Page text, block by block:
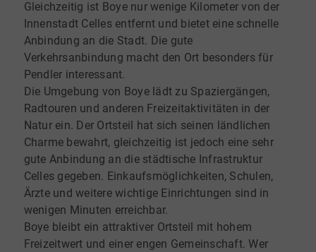
Gleichzeitig ist Boye nur wenige Kilometer von der
Innenstadt Celles entfernt und bietet eine schnelle
Anbindung an die Stadt. Die gute
Verkehrsanbindung macht den Ort besonders für
Pendler interessant.
Die Umgebung von Boye lädt zu Spaziergängen,
Radtouren und anderen Freizeitaktivitäten in der
Natur ein. Der Ortsteil hat sich seinen ländlichen
Charme bewahrt, gleichzeitig ist jedoch eine sehr
gute Anbindung an die städtische Infrastruktur
Celles gegeben. Einkaufsmöglichkeiten, Schulen,
Ärzte und weitere wichtige Einrichtungen sind in
wenigen Minuten erreichbar.
Boye bleibt ein attraktiver Ortsteil mit hohem
Freizeitwert und einer engen Gemeinschaft. Wer